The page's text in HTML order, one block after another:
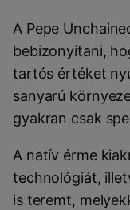
A Pepe
bebizonyítani,
tartós értéket
sanyarú
gyakran csak
A natív érme
technológiát,
is teremt,